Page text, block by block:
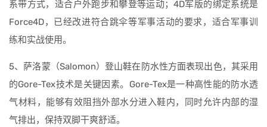
系带方式，适合户外跑步和攀登等运动；4D军版的绑定系统是
Force4D，已经改进符合跳伞等军事活动的要求，适合军事训
练和实战使用。
5、萨洛蒙（Salomon）登山鞋在防水性方面表现出色，其采用
的Gore-Tex技术是关键因素。Gore-Tex是一种高性能的防水透
气材料，能够有效阻挡外部水分进入鞋内，同时允许内部的湿
气排出，保持双脚干爽舒适。